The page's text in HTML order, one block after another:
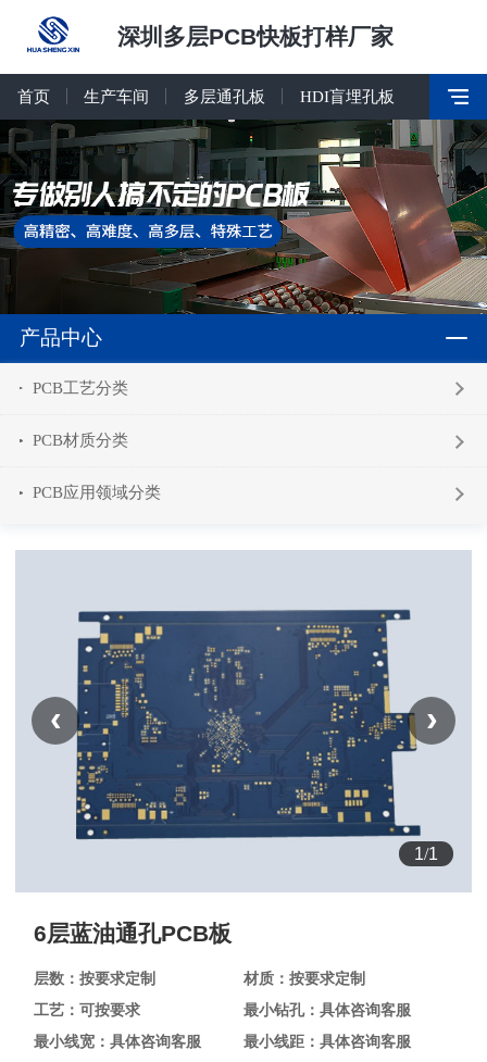
深圳多层PCB快板打样厂家
首页 生产车间 多层通孔板 HDI盲埋孔板
产品中心
PCB工艺分类
PCB材质分类
PCB应用领域分类
1/1
‹ ›
6层蓝油通孔PCB板
层数：按要求定制
材质：按要求定制
工艺：可按要求
最小钻孔：具体咨询客服
最小线宽：具体咨询客服
最小线距：具体咨询客服